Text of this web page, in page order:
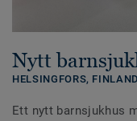
Nytt
HELSINGFORS, FINLAND
Ett nytt barnsjukhus